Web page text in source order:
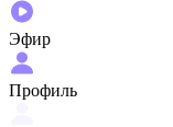
Эфир
Профиль